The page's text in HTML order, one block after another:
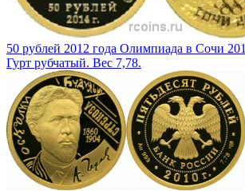
50 рублей 2012 года Олимпиада в Сочи
Гурт рубчатый. Вес 7,78.